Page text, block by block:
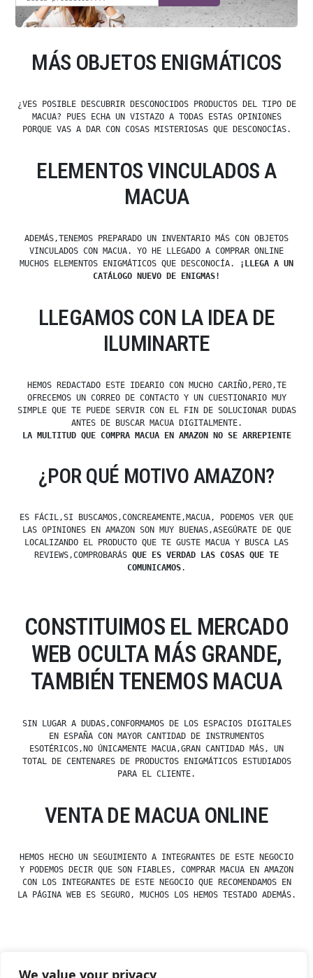
We value your privacy
MÁS OBJETOS ENIGMÁTICOS
¿VES POSIBLE DESCUBRIR DESCONOCIDOS PRODUCTOS DEL TIPO DE
MACUA? PUES ECHA UN VISTAZO A TODAS ESTAS OPINIONES
PORQUE VAS A DAR CON COSAS MISTERIOSAS QUE DESCONOCÍAS.
ELEMENTOS VINCULADOS A
MACUA
ADEMÁS,TENEMOS PREPARADO UN INVENTARIO MÁS CON OBJETOS
VINCULADOS CON MACUA. YO HE LLEGADO A COMPRAR ONLINE
MUCHOS ELEMENTOS ENIGMÁTICOS QUE DESCONOCÍA.
¡LLEGA A UN
CATÁLOGO NUEVO DE ENIGMAS!
LLEGAMOS CON LA IDEA DE
ILUMINARTE
HEMOS REDACTADO ESTE IDEARIO CON MUCHO CARIÑO,PERO,TE
OFRECEMOS UN CORREO DE CONTACTO Y UN CUESTIONARIO MUY
SIMPLE QUE TE PUEDE SERVIR CON EL FIN DE SOLUCIONAR DUDAS
ANTES DE BUSCAR MACUA DIGITALMENTE.
LA MULTITUD QUE COMPRA MACUA EN AMAZON NO SE ARREPIENTE
¿POR QUÉ MOTIVO AMAZON?
ES FÁCIL,SI BUSCAMOS,CONCREAMENTE,MACUA, PODEMOS VER QUE
LAS OPINIONES EN AMAZON SON MUY BUENAS,ASEGÚRATE DE QUE
LOCALIZANDO EL PRODUCTO QUE TE GUSTE MACUA Y BUSCA LAS
REVIEWS,COMPROBARÁS QUE ES VERDAD LAS COSAS QUE TE
COMUNICAMOS.
CONSTITUIMOS EL MERCADO
WEB OCULTA MÁS GRANDE,
TAMBIÉN TENEMOS MACUA
SIN LUGAR A DUDAS,CONFORMAMOS DE LOS ESPACIOS DIGITALES
EN ESPAÑA CON MAYOR CANTIDAD DE INSTRUMENTOS
ESOTÉRICOS,NO ÚNICAMENTE MACUA,GRAN CANTIDAD MÁS, UN
TOTAL DE CENTENARES DE PRODUCTOS ENIGMÁTICOS ESTUDIADOS
PARA EL CLIENTE.
VENTA DE MACUA ONLINE
HEMOS HECHO UN SEGUIMIENTO A INTEGRANTES DE ESTE NEGOCIO
Y PODEMOS DECIR QUE SON FIABLES, COMPRAR MACUA EN AMAZON
CON LOS INTEGRANTES DE ESTE NEGOCIO QUE RECOMENDAMOS EN
LA PÁGINA WEB ES SEGURO, MUCHOS LOS HEMOS TESTADO ADEMÁS.